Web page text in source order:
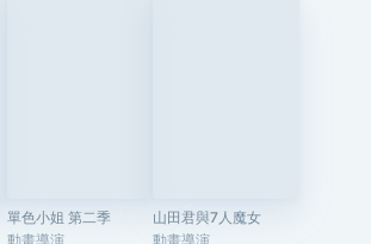
單色小姐 第二季
動畫導演
山田君與7人魔女
動畫導演